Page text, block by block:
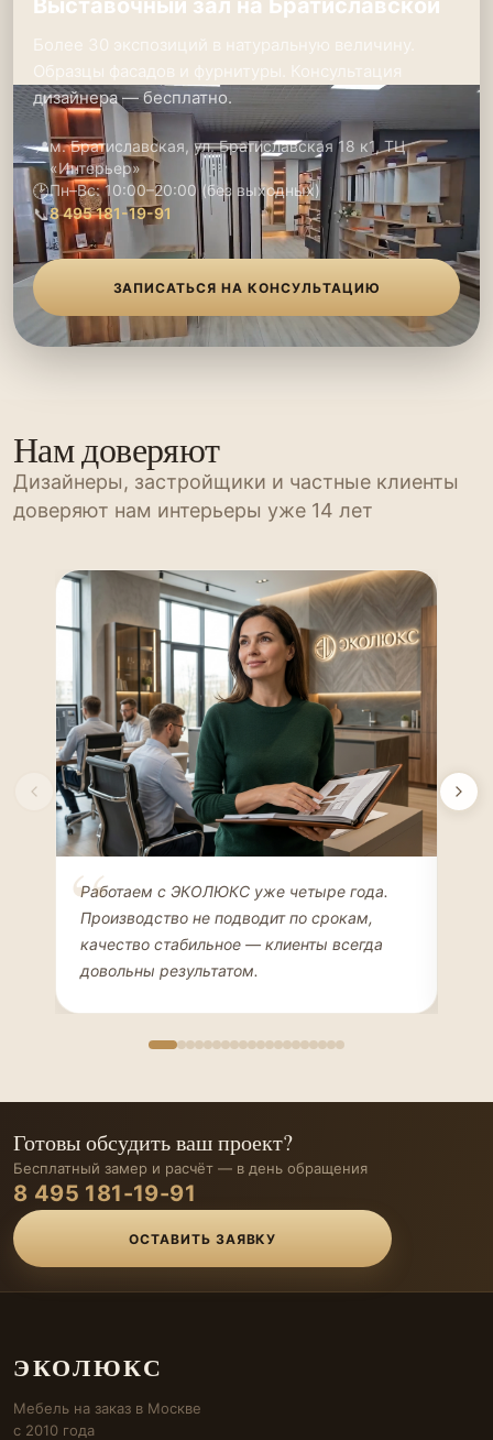
Выставочный зал на Братиславской
Более 30 экспозиций в натуральную величину.
Образцы фасадов и фурнитуры. Консультация
дизайнера — бесплатно.
📍м. Братиславская, ул. Братиславская 18 к1, ТЦ
«Интерьер»
🕑Пн–Вс: 10:00–20:00 (без выходных)
📞8 495 181-19-91
ЗАПИСАТЬСЯ НА КОНСУЛЬТАЦИЮ
Нам доверяют
Дизайнеры, застройщики и частные клиенты
доверяют нам интерьеры уже 14 лет
Елена Соколова
ДИЗАЙНЕР ИНТЕРЬЕРОВ
Работаем с ЭКОЛЮКС уже четыре года.
Производство не подводит по срокам,
качество стабильное — клиенты всегда
довольны результатом.
Готовы обсудить ваш проект?
Бесплатный замер и расчёт — в день обращения
8 495 181-19-91
ОСТАВИТЬ ЗАЯВКУ
ЭКОЛЮКС
Мебель на заказ в Москве
с 2010 года